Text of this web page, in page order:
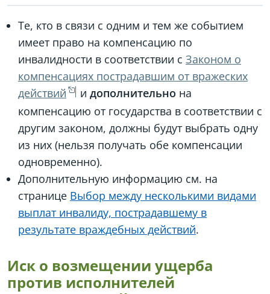
Те, кто в связи с одним и тем же событием
имеет право на компенсацию по
инвалидности в соответствии с Законом о
компенсациях пострадавшим от вражеских
действий
и дополнительно на
компенсацию от государства в соответствии с
другим законом, должны будут выбрать одну
из них (нельзя получать обе компенсации
одновременно).
Дополнительную информацию см. на
странице Выбор между несколькими видами
выплат инвалиду, пострадавшему в
результате враждебных действий.
Иск о возмещении ущерба
против исполнителей